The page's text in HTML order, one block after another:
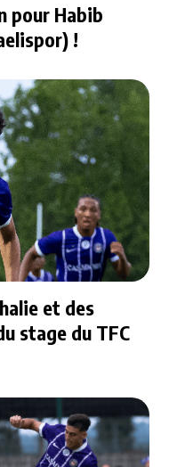
pour Habib
!
et des
stage du TFC